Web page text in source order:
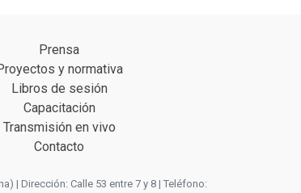
Prensa
y normativa
Libros de sesión
Capacitación
Transmisión en vivo
Contacto
| Dirección: Calle 53 entre 7 y 8 | Teléfono: